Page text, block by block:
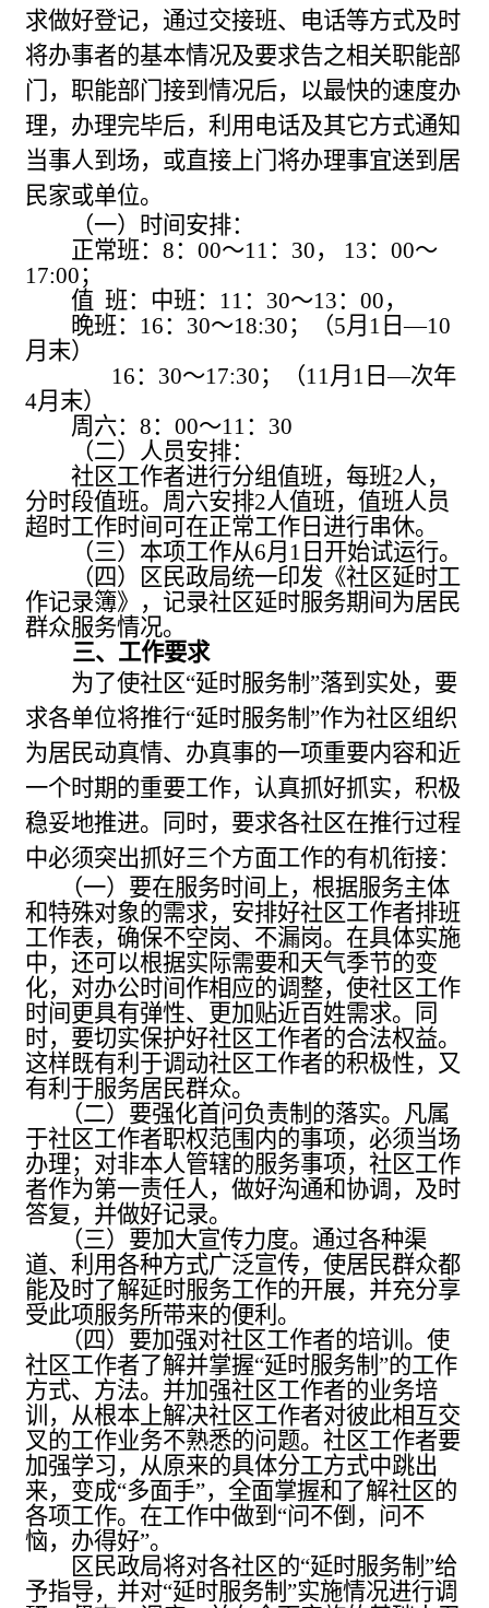
求做好登记，通过交接班、电话等方式及时
将办事者的基本情况及要求告之相关职能部
门，职能部门接到情况后，以最快的速度办
理，办理完毕后，利用电话及其它方式通知
当事人到场，或直接上门将办理事宜送到居
民家或单位。
（一）时间安排：
正常班：8：00～11：30， 13：00～
17:00；
值 班：中班：11：30～13：00，
晚班：16：30～18:30；（5月1日—10
月末）
16：30～17:30；（11月1日—次年
4月末）
周六：8：00～11：30
（二）人员安排：
社区工作者进行分组值班，每班2人，
分时段值班。周六安排2人值班，值班人员
超时工作时间可在正常工作日进行串休。
（三）本项工作从6月1日开始试运行。
（四）区民政局统一印发《社区延时工
作记录簿》，记录社区延时服务期间为居民
群众服务情况。
三、工作要求
为了使社区“延时服务制”落到实处，要
求各单位将推行“延时服务制”作为社区组织
为居民动真情、办真事的一项重要内容和近
一个时期的重要工作，认真抓好抓实，积极
稳妥地推进。同时，要求各社区在推行过程
中必须突出抓好三个方面工作的有机衔接：
（一）要在服务时间上，根据服务主体
和特殊对象的需求， 安排好社区工作者排班
工作表，确保不空岗、不漏岗。 在具体实施
中，还可以根据实际需要和天气季节的变
化，对办公时间作相应的调整，使社区工作
时间更具有弹性、更加贴近百姓需求。同
时，要切实保护好社区工作者的合法权益。
这样既有利于调动社区工作者的积极性，又
有利于服务居民群众。
（二）要强化首问负责制的落实。凡属
于社区工作者职权范围内的事项，必须当场
办理；对非本人管辖的服务事项，社区工作
者作为第一责任人，做好沟通和协调，及时
答复，并做好记录。
（三）要加大宣传力度。 通过各种渠
道、利用各种方式广泛宣传，使居民群众都
能及时了解延时服务工作的开展，并充分享
受此项服务所带来的便利。
（四）要加强对社区工作者的培训。使
社区工作者了解并掌握“延时服务制”的工作
方式、方法。并加强社区工作者的业务培
训，从根本上解决社区工作者对彼此相互交
叉的工作业务不熟悉的问题。 社区工作者要
加强学习，从原来的具体分工方式中跳出
来，变成“多面手”，全面掌握和了解社区的
各项工作。 在工作中做到“问不倒，问不
恼，办得好”。
区民政局将对各社区的“延时服务制”给
予指导，并对“延时服务制”实施情况进行调